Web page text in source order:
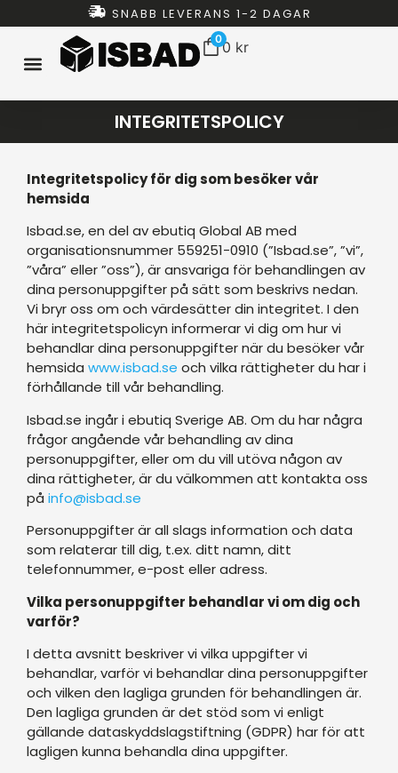
SNABB LEVERANS 1-2 DAGAR
00 kr
INTEGRITETSPOLICY
Integritetspolicy för dig som besöker vår
hemsida
Isbad.se, en del av ebutiq Global AB med
organisationsnummer 559251-0910 (”Isbad.se”, ”vi”,
”våra” eller ”oss”), är ansvariga för behandlingen av
dina personuppgifter på sätt som beskrivs nedan.
Vi bryr oss om och värdesätter din integritet. I den
här integritetspolicyn informerar vi dig om hur vi
behandlar dina personuppgifter när du besöker vår
hemsida www.isbad.se och vilka rättigheter du har i
förhållande till vår behandling.
Isbad.se ingår i ebutiq Sverige AB. Om du har några
frågor angående vår behandling av dina
personuppgifter, eller om du vill utöva någon av
dina rättigheter, är du välkommen att kontakta oss
på info@isbad.se
Personuppgifter är all slags information och data
som relaterar till dig, t.ex. ditt namn, ditt
telefonnummer, e-post eller adress.
Vilka personuppgifter behandlar vi om dig och
varför?
I detta avsnitt beskriver vi vilka uppgifter vi
behandlar, varför vi behandlar dina personuppgifter
och vilken den lagliga grunden för behandlingen är.
Den lagliga grunden är det stöd som vi enligt
gällande dataskyddslagstiftning (GDPR) har för att
lagligen kunna behandla dina uppgifter.